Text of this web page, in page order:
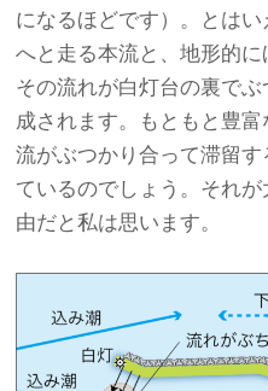
になるほどです）。とは
へと走る本流と、地形的
その流れが白灯台の裏で
成されます。もともと豊
流がぶつかり合って滞留
ているのでしょう。それ
由だと私は思います。